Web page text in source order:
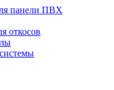
панели ПВХ
откосов